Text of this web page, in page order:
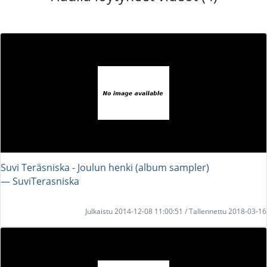
Suvi Teräsniska - Joulun henki (album sampler)
― SuviTerasniska
Julkaistu 2014-12-08 11:00:51 / Tallennettu 2018-03-16